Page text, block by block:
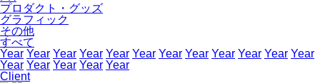
プロダクト・グッズ
グラフィック
その他
すべて
Year Year Year Year Year Year Year Year Year Year Year Year
Year Year Year Year Year
Client